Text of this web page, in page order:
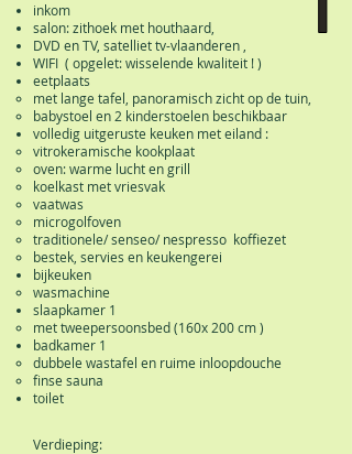
inkom
salon: zithoek met houthaard,
DVD en TV, satelliet tv-vlaanderen ,
WIFI ( opgelet: wisselende kwaliteit ! )
eetplaats
met lange tafel, panoramisch zicht op de tuin,
babystoel en 2 kinderstoelen beschikbaar
volledig uitgeruste keuken met eiland :
vitrokeramische kookplaat
oven: warme lucht en grill
koelkast met vriesvak
vaatwas
microgolfoven
traditionele/ senseo/ nespresso koffiezet
bestek, servies en keukengerei
bijkeuken
wasmachine
slaapkamer 1
met tweepersoonsbed (160x 200 cm )
badkamer 1
dubbele wastafel en ruime inloopdouche
finse sauna
toilet
Verdieping: